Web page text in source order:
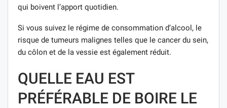
qui boivent l’apport quotidien.
Si vous suivez le régime de consommation d’alcool, le
risque de tumeurs malignes telles que le cancer du sein,
du côlon et de la vessie est également réduit.
QUELLE EAU EST
PRÉFÉRABLE DE BOIRE LE